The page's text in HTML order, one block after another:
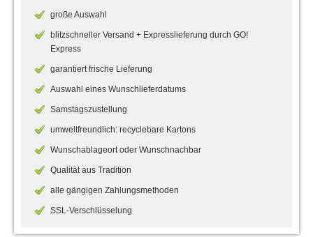
große Auswahl
blitzschneller Versand + Expresslieferung durch GO!
Express
garantiert frische Lieferung
Auswahl eines Wunschlieferdatums
Samstagszustellung
umweltfreundlich: recyclebare Kartons
Wunschablageort oder Wunschnachbar
Qualität aus Tradition
alle gängigen Zahlungsmethoden
SSL-Verschlüsselung